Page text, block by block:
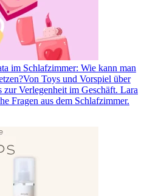
im Schlafzimmer: Wie kann man
Von Toys und Vorspiel über
Verlegenheit im Geschäft. Lara
Fragen aus dem Schlafzimmer.